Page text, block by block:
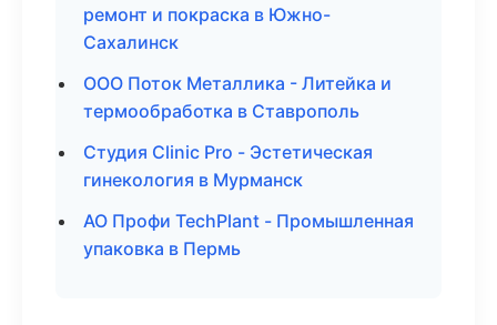
ремонт и покраска в Южно-
Сахалинск
ООО Поток Металлика - Литейка и
термообработка в Ставрополь
Студия Clinic Pro - Эстетическая
гинекология в Мурманск
АО Профи TechPlant - Промышленная
упаковка в Пермь